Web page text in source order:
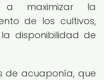
a maximizar la
de los cultivos,
disponibilidad de
de acuaponía, que